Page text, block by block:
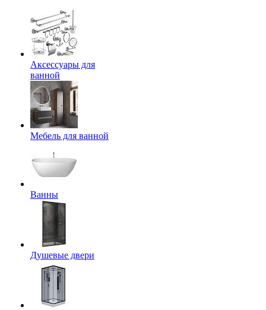
Аксессуары для
ванной
Мебель для ванной
Ванны
Душевые двери